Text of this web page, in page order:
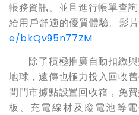
帳務資訊、並且進行帳單查
給用戶舒適的優質體驗。影
e/bkQv95n77ZM
除了積極推廣自動扣繳與
地球，遠傳也極力投入回收
間門市據點設置回收箱，免
板、充電線材及廢電池等